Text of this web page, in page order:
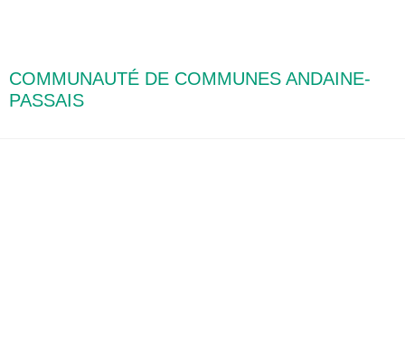
COMMUNAUTÉ DE COMMUNES ANDAINE-
PASSAIS